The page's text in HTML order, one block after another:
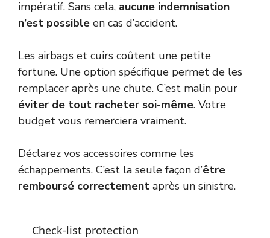
impératif. Sans cela, aucune indemnisation
n’est possible en cas d’accident.
Les airbags et cuirs coûtent une petite
fortune. Une option spécifique permet de les
remplacer après une chute. C’est malin pour
éviter de tout racheter soi-même. Votre
budget vous remerciera vraiment.
Déclarez vos accessoires comme les
échappements. C’est la seule façon d’être
remboursé correctement après un sinistre.
Check-list protection